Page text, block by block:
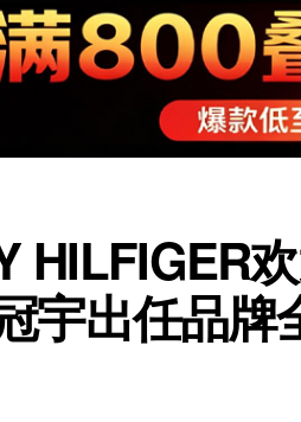
HILFIGER
宇出任品牌